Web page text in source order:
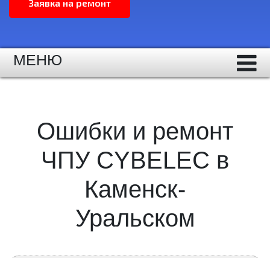
МЕНЮ
Ошибки и ремонт
ЧПУ CYBELEC в
Каменск-
Уральском